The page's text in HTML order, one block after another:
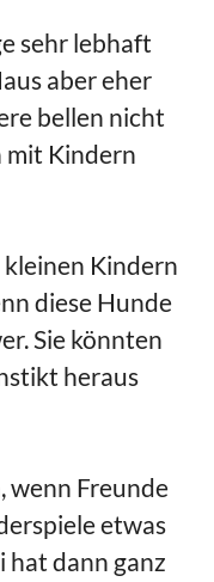
sehr lebhaft
aber eher
bellen nicht
mit Kindern
kleinen Kindern
diese Hunde
Sie könnten
heraus
wenn Freunde
etwas
hat dann ganz